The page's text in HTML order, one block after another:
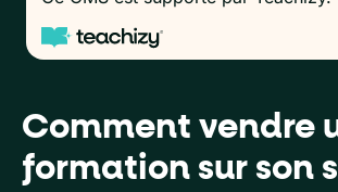
Comment vendre
formation sur son